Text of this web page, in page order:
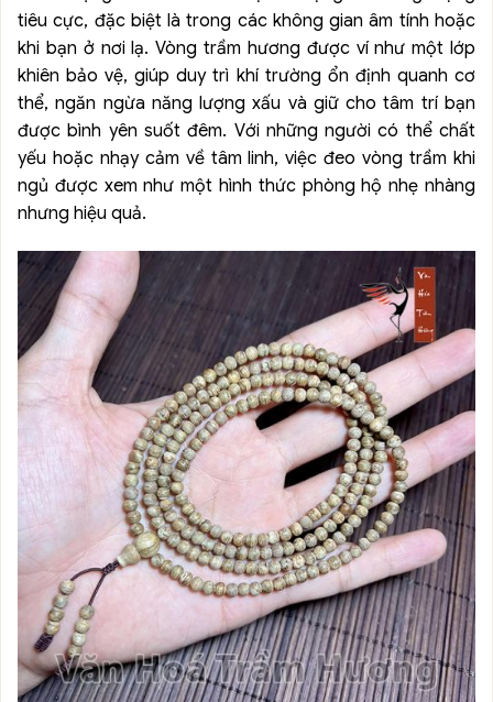
tiêu cực, đặc biệt là trong các không gian âm tính hoặc
khi bạn ở nơi lạ. Vòng trầm hương được ví như một lớp
khiên bảo vệ, giúp duy trì khí trường ổn định quanh cơ
thể, ngăn ngừa năng lượng xấu và giữ cho tâm trí bạn
được bình yên suốt đêm. Với những người có thể chất
yếu hoặc nhạy cảm về tâm linh, việc đeo vòng trầm khi
ngủ được xem như một hình thức phòng hộ nhẹ nhàng
nhưng hiệu quả.